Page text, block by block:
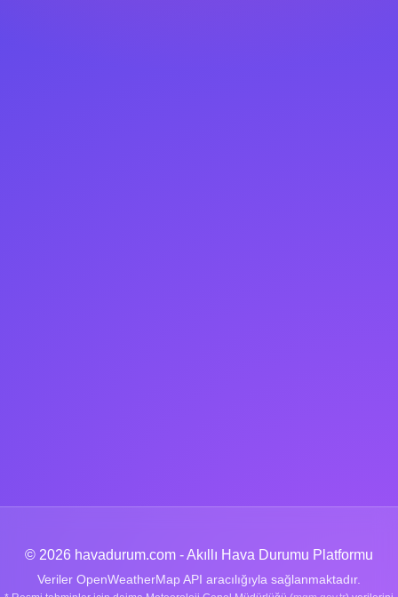
© 2026 havadurum.com - Akıllı Hava Durumu Platformu
Veriler OpenWeatherMap API aracılığıyla sağlanmaktadır.